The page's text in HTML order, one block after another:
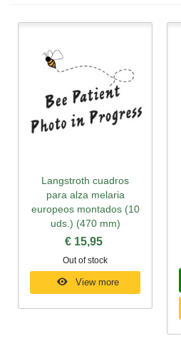
Langstroth cuadros
para alza melaria
europeos montados (10
uds.) (470 mm)
€ 15,95
Out of stock
View more